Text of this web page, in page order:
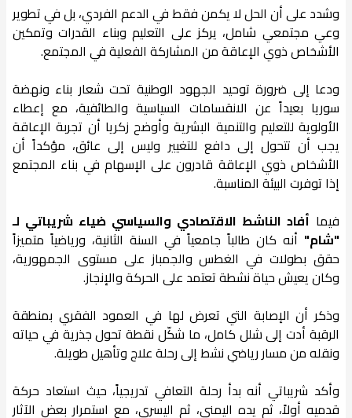
وشدد على أن الحل لا يكمن فقط في الدعم الفردي، بل في تطوير
وعي مجتمعي شامل، يركز على التعليم وبناء القدرات وتمكين
الأشخاص ذوي الإعاقة من المشاركة الفعلية في المجتمع.
ودعا إلى ضرورة توحيد الجهود الوطنية تحت شعار بناء ونهضة
سوريا بعيداً عن الانقسامات السياسية والطائفية، مع إعطاء
الأولوية للتعليم والتنمية البشرية وأوضح زكريا أن تجربة الإعاقة
يجب أن تتحول إلى دافع للتغيير وليس إلى عائق، مؤكداً أن
الأشخاص ذوي الإعاقة قادرون على الإسهام في بناء المجتمع
إذا توفرت البيئة المناسبة.
فيما أفاد الناشط الاقتصادي والسياسي ضياء شريباتي لـ
"شام" أنه كان طالباً جامعياً في السنة الثانية، ورياضياً متميزاً
حقق بطولات في الغطس والجمباز على مستوى الجمهورية،
وكان يعيش حياة نشطة تعتمد على الحركة والإنجاز.
وذكر أن الإصابة التي تعرض لها في العمود الفقري بمنطقة
الرقبة أدت إلى شلل كامل، ما شكّل نقطة تحول جذرية في حياته
ونقله من مسار رياضي نشط إلى رحلة علاج وتأهيل طويلة.
وأكد شريباتي أنه بدأ رحلة التعافي تدريجياً، حيث استعاد حركة
قدميه أولاً، ثم يده اليمنى، ثم اليسرى، مع استمرار بعض الآثار